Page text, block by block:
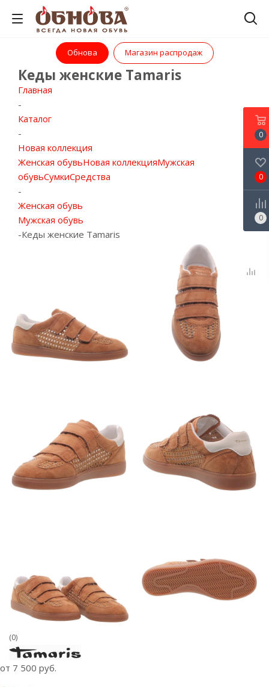
Обнова Магазин распродаж
Кеды женские Tamaris
Главная
-
Каталог
-
Новая коллекция
Женская обувьНовая коллекцияМужская
обувьСумкиСредства
-
Женская обувь
Мужская обувь
-Кеды женские Tamaris
(0)
от 7 500 руб.
0
0
0